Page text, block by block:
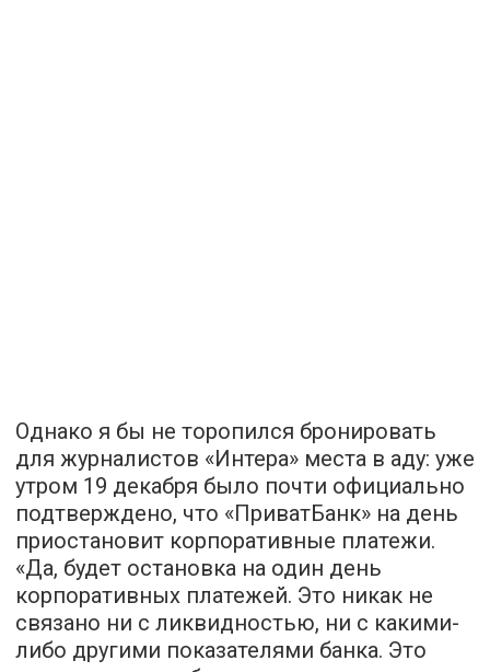
Однако я бы не торопился бронировать
для журналистов «Интера» места в аду: уже
утром 19 декабря было почти официально
подтверждено, что «ПриватБанк» на день
приостановит корпоративные платежи.
«Да, будет остановка на один день
корпоративных платежей. Это никак не
связано ни с ликвидностью, ни с какими-
либо другими показателями банка. Это